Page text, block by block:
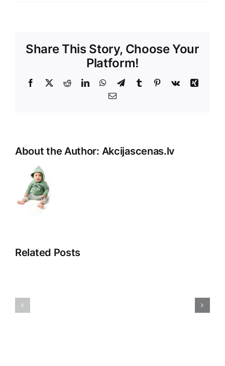
Share This Story, Choose Your
Platform!
Facebook
X RedditLinkedInWhatsApp
TelegramTumblr Pinterest
Vk
Xing
E-
About the Author: Akcijascenas.lv
Related Posts
2025.